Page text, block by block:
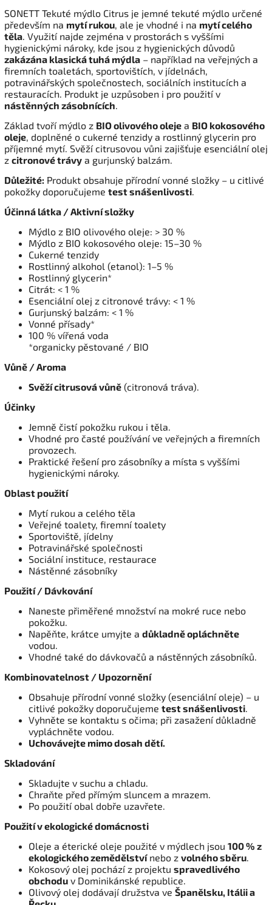
SONETT Tekuté mýdlo Citrus je jemné tekuté mýdlo určené
především na mytí rukou, ale je vhodné i na mytí celého
těla. Využití najde zejména v prostorách s vyššími
hygienickými nároky, kde jsou z hygienických důvodů
zakázána klasická tuhá mýdla – například na veřejných a
firemních toaletách, sportovištích, v jídelnách,
potravinářských společnostech, sociálních institucích a
restauracích. Produkt je uzpůsoben i pro použití v
nástěnných zásobnících.
Základ tvoří mýdlo z BIO olivového oleje a BIO kokosového
oleje, doplněné o cukerné tenzidy a rostlinný glycerin pro
příjemné mytí. Svěží citrusovou vůni zajišťuje esenciální olej
z citronové trávy a gurjunský balzám.
Důležité: Produkt obsahuje přírodní vonné složky – u citlivé
pokožky doporučujeme test snášenlivosti.
Účinná látka / Aktivní složky
Mýdlo z BIO olivového oleje: > 30 %
Mýdlo z BIO kokosového oleje: 15–30 %
Cukerné tenzidy
Rostlinný alkohol (etanol): 1–5 %
Rostlinný glycerin*
Citrát: < 1 %
Esenciální olej z citronové trávy: < 1 %
Gurjunský balzám: < 1 %
Vonné přísady*
100 % vířená voda
*organicky pěstované / BIO
Vůně / Aroma
Svěží citrusová vůně (citronová tráva).
Účinky
Jemně čistí pokožku rukou i těla.
Vhodné pro časté používání ve veřejných a firemních
provozech.
Praktické řešení pro zásobníky a místa s vyššími
hygienickými nároky.
Oblast použití
Mytí rukou a celého těla
Veřejné toalety, firemní toalety
Sportoviště, jídelny
Potravinářské společnosti
Sociální instituce, restaurace
Nástěnné zásobníky
Použití / Dávkování
Naneste přiměřené množství na mokré ruce nebo
pokožku.
Napěňte, krátce umyjte a důkladně opláchněte
vodou.
Vhodné také do dávkovačů a nástěnných zásobníků.
Kombinovatelnost / Upozornění
Obsahuje přírodní vonné složky (esenciální oleje) – u
citlivé pokožky doporučujeme test snášenlivosti.
Vyhněte se kontaktu s očima; při zasažení důkladně
vypláchněte vodou.
Uchovávejte mimo dosah dětí.
Skladování
Skladujte v suchu a chladu.
Chraňte před přímým sluncem a mrazem.
Po použití obal dobře uzavřete.
Použití v ekologické domácnosti
Oleje a éterické oleje použité v mýdlech jsou 100 % z
ekologického zemědělstvínebo z volného sběru.
Kokosový olej pochází z projektu spravedlivého
obchodu v Dominikánské republice.
Olivový olej dodávají družstva ve Španělsku, Itálii a